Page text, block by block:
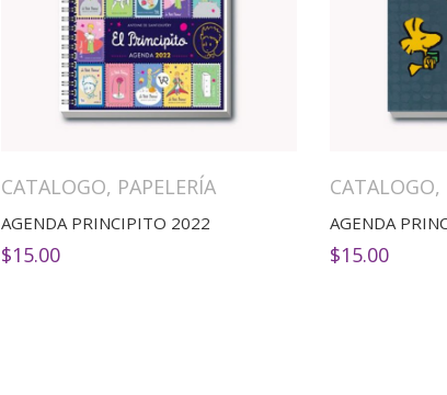
CATALOGO, PAPELERÍA
AGENDA PRINCIPITO 2022
$15.00
CATALOGO,
$15.00